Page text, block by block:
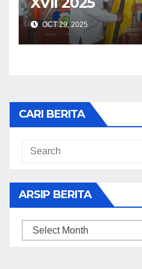
OCT 29, 2025
CARI BERITA
ARSIP BERITA
ARSIP